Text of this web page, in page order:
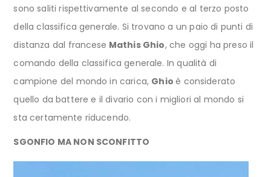
sono saliti rispettivamente al secondo e al terzo posto
della classifica generale. Si trovano a un paio di punti di
distanza dal francese Mathis Ghio, che oggi ha preso il
comando della classifica generale. In qualità di
campione del mondo in carica, Ghioè considerato
quello da battere e il divario con i migliori al mondo si
sta certamente riducendo.
SGONFIO MA NON SCONFITTO